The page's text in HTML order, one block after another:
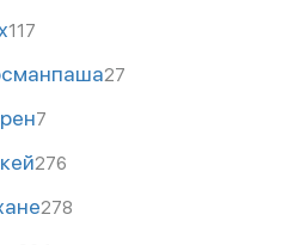
117
27
7
276
278